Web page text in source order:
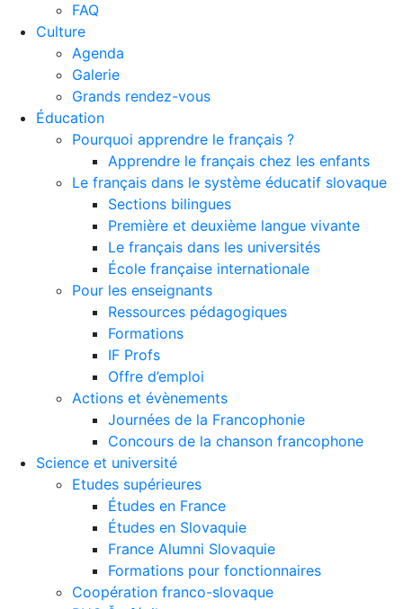
FAQ
Culture
Agenda
Galerie
Grands rendez-vous
Éducation
Pourquoi apprendre le français ?
Apprendre le français chez les enfants
Le français dans le système éducatif slovaque
Sections bilingues
Première et deuxième langue vivante
Le français dans les universités
École française internationale
Pour les enseignants
Ressources pédagogiques
Formations
IF Profs
Offre d’emploi
Actions et évènements
Journées de la Francophonie
Concours de la chanson francophone
Science et université
Etudes supérieures
Études en France
Études en Slovaquie
France Alumni Slovaquie
Formations pour fonctionnaires
Coopération franco-slovaque